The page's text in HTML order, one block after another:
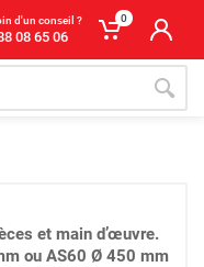
d'un conseil ?
08 65 06
0
et main d’œuvre.
ou AS60 Ø 450 mm